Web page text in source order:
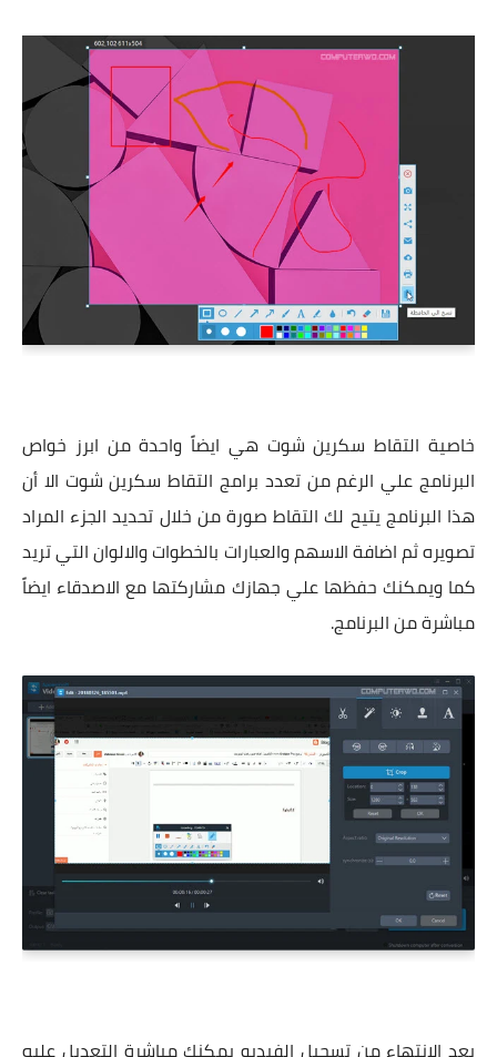
خاصية التقاط سكرين شوت هي ايضاً واحدة من ابرز خواص
البرنامج علي الرغم من تعدد برامج التقاط سكرين شوت الا أن
هذا البرنامج يتيح لك التقاط صورة من خلال تحديد الجزء المراد
تصويره ثم اضافة الاسهم والعبارات بالخطوات والالوان التي تريد
كما ويمكنك حفظها علي جهازك مشاركتها مع الاصدقاء ايضاً
مباشرة من البرنامج.
بعد الانتهاء من تسجيل الفيديو يمكنك مباشرة التعديل عليه